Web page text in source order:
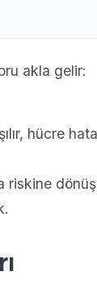
akla gelir:
hücre
riskine